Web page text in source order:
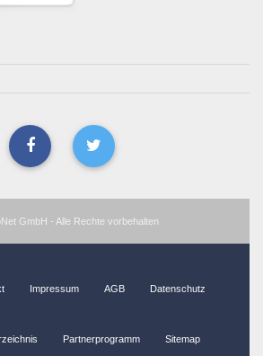
GmbH - Alle Rechte vorbehalten
Impressum AGB Datenschutz
Partnerprogramm Sitemap